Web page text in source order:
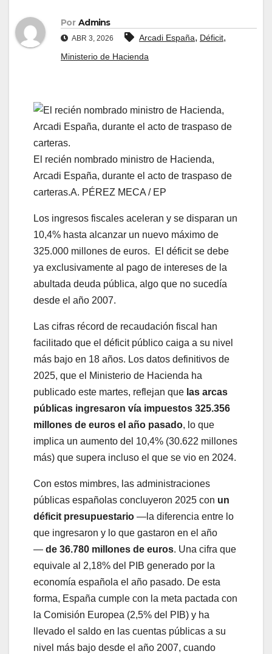
Por Admins
ABR 3, 2026 Arcadi España, Déficit,
Ministerio de Hacienda
El recién nombrado ministro de Hacienda,
Arcadi España, durante el acto de traspaso de
carteras.A. PÉREZ MECA / EP
Los ingresos fiscales aceleran y se disparan un
10,4% hasta alcanzar un nuevo máximo de
325.000 millones de euros. El déficit se debe
ya exclusivamente al pago de intereses de la
abultada deuda pública, algo que no sucedía
desde el año 2007.
Las cifras récord de recaudación fiscal han
facilitado que el déficit público caiga a su nivel
más bajo en 18 años. Los datos definitivos de
2025, que el Ministerio de Hacienda ha
publicado este martes, reflejan que las arcas
públicas ingresaron vía impuestos 325.356
millones de euros el año pasado, lo que
implica un aumento del 10,4% (30.622 millones
más) que supera incluso el que se vio en 2024.
Con estos mimbres, las administraciones
públicas españolas concluyeron 2025 con un
déficit presupuestario —la diferencia entre lo
que ingresaron y lo que gastaron en el año
— de 36.780 millones de euros. Una cifra que
equivale al 2,18% del PIB generado por la
economía española el año pasado. De esta
forma, España cumple con la meta pactada con
la Comisión Europea (2,5% del PIB) y ha
llevado el saldo en las cuentas públicas a su
nivel más bajo desde el año 2007, cuando